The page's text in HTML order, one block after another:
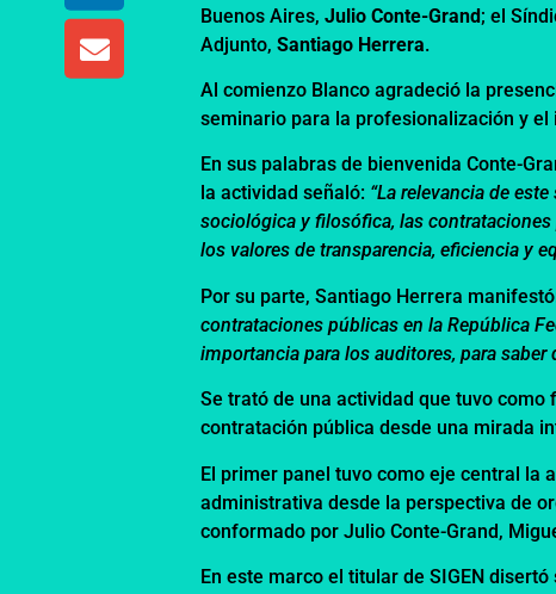
Buenos Aires,Julio Conte-Grand; el
Adjunto,Santiago Herrera.
Al comienzo Blanco agradeció la
seminario para la profesionalización y el
En sus palabras de bienvenida Conte-
la actividad señaló: “La relevancia de
sociológica y filosófica, las
los valores de transparencia, eficiencia y
Por su parte, Santiago Herrera
contrataciones públicas en la República
importancia para los auditores, para saber
Se trató de una actividad que tuvo
contratación pública desde una mirada
El primer panel tuvo como eje central
administrativa desde la perspectiva de
conformado por Julio Conte-Grand,
En este marco el titular de SIGEN